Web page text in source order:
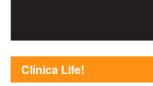
Clínica Life!